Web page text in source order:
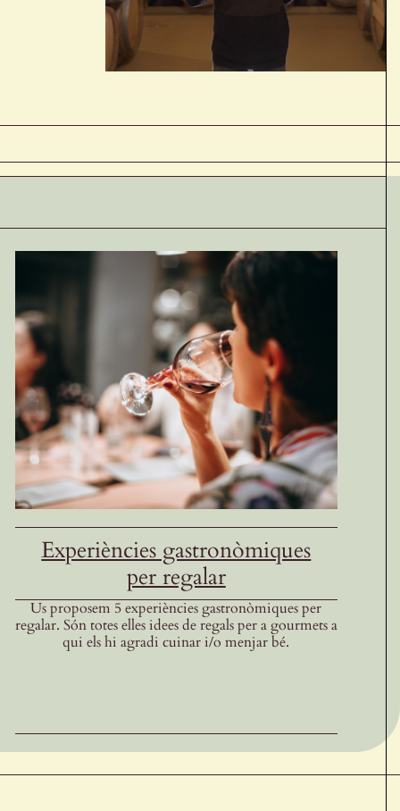
Experiències gastronòmiques
per regalar
Us proposem 5 experiències gastronòmiques per
regalar. Són totes elles idees de regals per a gourmets a
qui els hi agradi cuinar i/o menjar bé.